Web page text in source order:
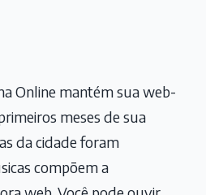
Online mantém sua web-
meses de sua
da cidade foram
compõem a